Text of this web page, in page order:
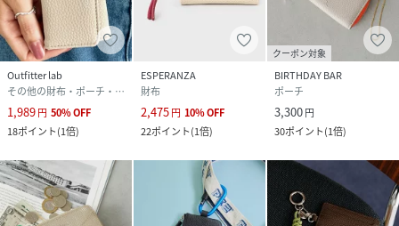
Outfitter lab
その他の財布・ポーチ・ケース
1,989円 50%OFF
18ポイント(1倍)
ESPERANZA
財布
2,475円 10%OFF
22ポイント(1倍)
クーポン対象
BIRTHDAY BAR
ポーチ
3,300円
30ポイント(1倍)